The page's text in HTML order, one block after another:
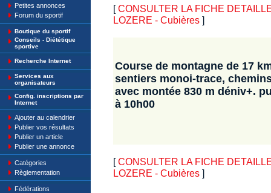
Petites annonces
Forum du sportif
Boutique du sportif
Conseils - Diététique
sportive
Recherche Internet
Services aux
organisateurs
Config. inscriptions par
Internet
Ajouter au calendrier
Publier vos résultats
Publier un article
Publier une annonce
Catégories
Règlementation
Fédérations
[CONSULTER LA FICHE
LOZERE - Cubières ]
Course de montagne de 17
sentiers monoi-trace,
avec montée 830 m déniv+.
à 10h00
[CONSULTER LA FICHE
LOZERE - Cubières ]